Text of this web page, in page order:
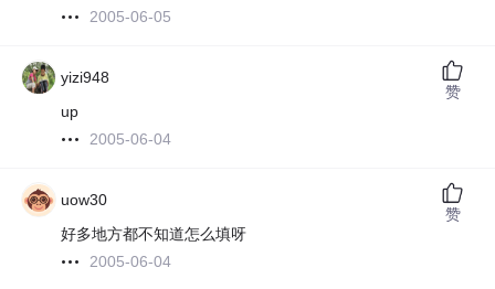
2005-06-05
yizi948
up
2005-06-04
赞
uow30
好多地方都不知道怎么填呀
2005-06-04
赞